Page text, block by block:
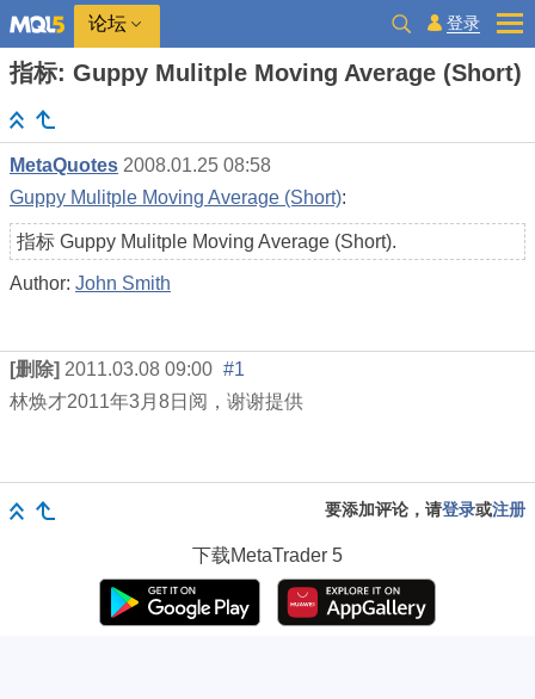
论坛 登录
指标: Guppy Mulitple Moving Average (Short)
MetaQuotes 2008.01.25 08:58
Guppy Mulitple Moving Average (Short):
指标 Guppy Mulitple Moving Average (Short).
Author: John Smith
[删除] 2011.03.08 09:00 #1
林焕才2011年3月 8日阅，谢谢提供
要添加评论，请登录或注册
下载MetaTrader 5